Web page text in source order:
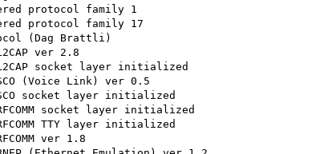
protocol family 1
protocol family 17
(Dag Brattli)
ver 2.8
socket layer initialized
(Voice Link) ver 0.5
socket layer initialized
socket layer initialized
TTY layer initialized
ver 1.8